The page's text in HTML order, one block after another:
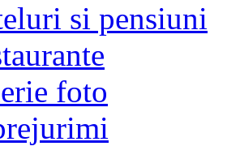
si pensiuni
foto